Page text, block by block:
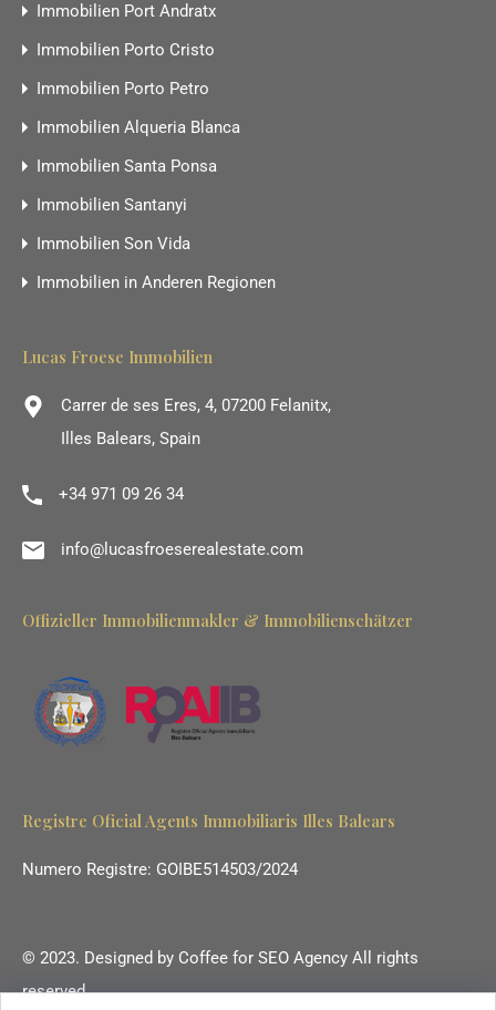
Immobilien Port Andratx
Immobilien Porto Cristo
Immobilien Porto Petro
Immobilien Alqueria Blanca
Immobilien Santa Ponsa
Immobilien Santanyi
Immobilien Son Vida
Immobilien in Anderen Regionen
Lucas Froese Immobilien
Carrer de ses Eres, 4, 07200 Felanitx,
Illes Balears, Spain
+34 971 09 26 34
info@lucasfroeserealestate.com
Offizieller Immobilienmakler & Immobilienschätzer
Registre Oficial Agents Immobiliaris Illes Balears
Numero Registre: GOIBE514503/2024
© 2023. Designed by Coffee for SEO Agency All rights
reserved.